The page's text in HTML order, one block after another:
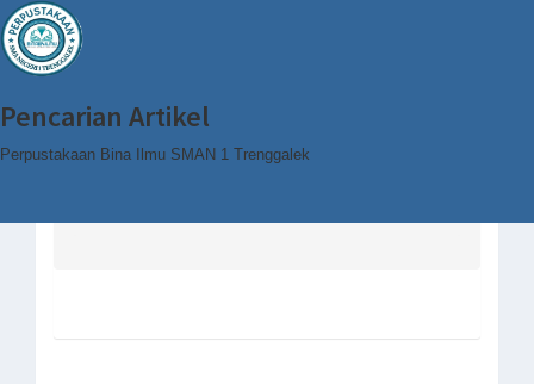
Pencarian Artikel
Perpustakaan Bina Ilmu SMAN 1 Trenggalek